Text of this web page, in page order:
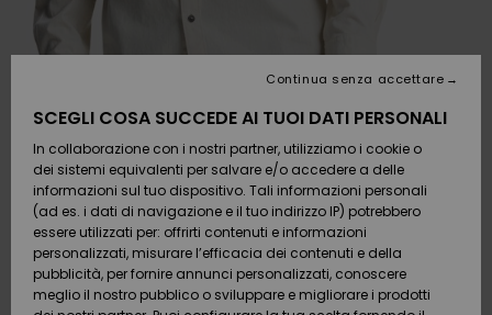
Accessori
Calzature
e
infradito
Surf /
Acqua
BAMBINO
Accessori
Calzature
e
infradito
Surf /
Acqua
Nuovi
Da
Scoprire
Snow
SURF
Highlights
Comunità
SNOW
Uomo
Shop
Snow
Shop
Donna
OUTLET
Outlet
Donna
Spedizione
Pagamento
Buono regalo
Quiksilver
Freedom
SCEGLI COSA SUCCEDE AI TUOI DATI PERSONALI
In collaborazione con i nostri partner, utilizziamo i cookie o
dei sistemi equivalenti per salvare e/o accedere a delle
informazioni sul tuo dispositivo. Tali informazioni personali
(ad es. i dati di navigazione e il tuo indirizzo IP) potrebbero
essere utilizzati per: offrirti contenuti e informazioni
personalizzati, misurare l’efficacia dei contenuti e della
pubblicità, per fornire annunci personalizzati, conoscere
meglio il nostro pubblico o sviluppare e migliorare i prodotti
Continua senza accettare